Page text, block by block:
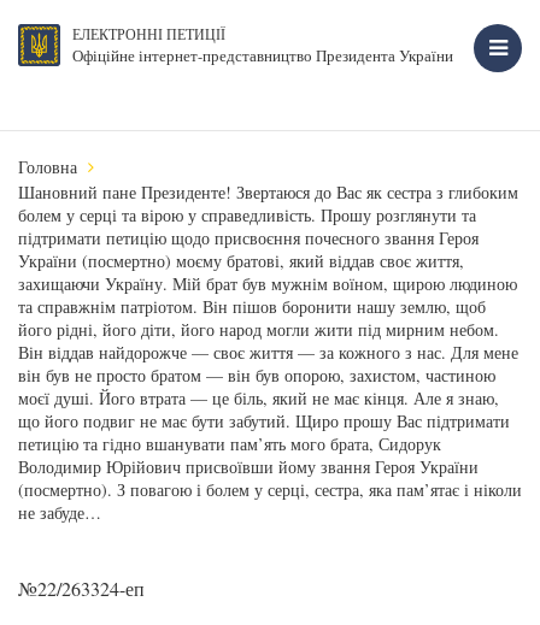
ЕЛЕКТРОННІ ПЕТИЦІЇ
Офіційне інтернет-представництво Президента України
Головна
Шановний пане Президенте! Звертаюся до Вас як сестра з глибоким
болем у серці та вірою у справедливість. Прошу розглянути та
підтримати петицію щодо присвоєння почесного звання Героя
України (посмертно) моєму братові, який віддав своє життя,
захищаючи Україну. Мій брат був мужнім воїном, щирою людиною
та справжнім патріотом. Він пішов боронити нашу землю, щоб
його рідні, його діти, його народ могли жити під мирним небом.
Він віддав найдорожче — своє життя — за кожного з нас. Для мене
він був не просто братом — він був опорою, захистом, частиною
моєї душі. Його втрата — це біль, який не має кінця. Але я знаю,
що його подвиг не має бути забутий. Щиро прошу Вас підтримати
петицію та гідно вшанувати пам’ять мого брата, Сидорук
Володимир Юрійович присвоївши йому звання Героя України
(посмертно). З повагою і болем у серці, сестра, яка пам’ятає і ніколи
не забуде…
№22/263324-еп